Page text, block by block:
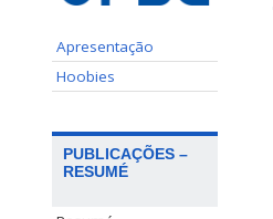
Apresentação
Hoobies
PUBLICAÇÕES –
RESUMÉ